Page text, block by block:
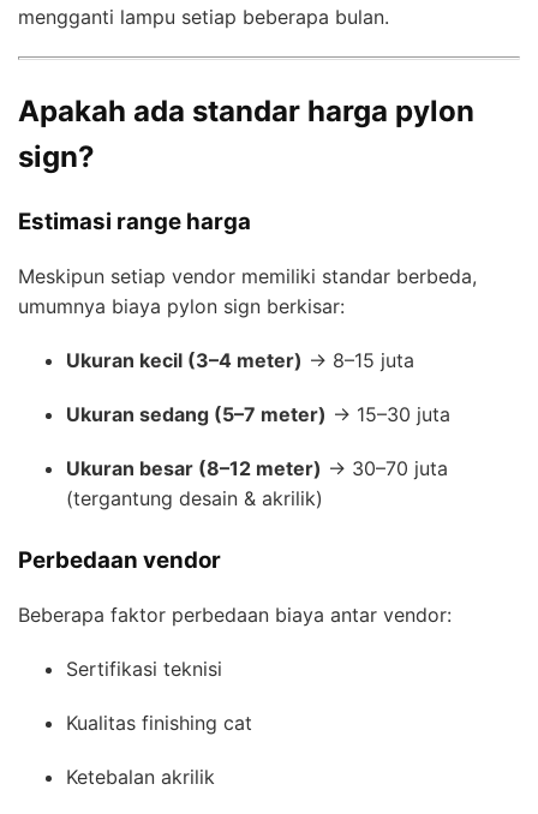
mengganti lampu setiap beberapa bulan.
Apakah ada standar harga pylon
sign?
Estimasi range harga
Meskipun setiap vendor memiliki standar berbeda,
umumnya biaya pylon sign berkisar:
Ukuran kecil (3–4 meter) → 8–15 juta
Ukuran sedang (5–7 meter) → 15–30 juta
Ukuran besar (8–12 meter) → 30–70 juta
(tergantung desain & akrilik)
Perbedaan vendor
Beberapa faktor perbedaan biaya antar vendor:
Sertifikasi teknisi
Kualitas finishing cat
Ketebalan akrilik